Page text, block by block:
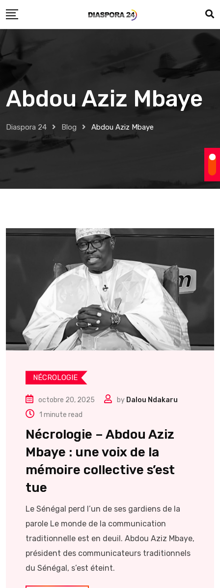
to
Abdou Aziz Mbaye
Diaspora 24 Blog Abdou Aziz Mbaye
NÉCROLOGIE
octobre 20, 2025 by Dalou Ndakaru
1 minute read
Nécrologie – Abdou Aziz
Mbaye : une voix de la
mémoire collective s’est
tue
Le Sénégal perd l’un de ses gardiens de la
parole Le monde de la communication
traditionnelle est en deuil. Abdou Aziz Mbaye,
président des communicateurs traditionnels
du Sénégal, s’est éteint.